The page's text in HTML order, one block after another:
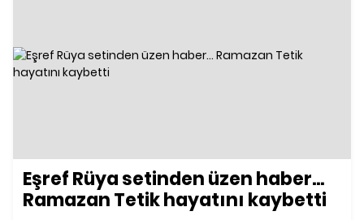
Eşref Rüya setinden üzen haber...
Ramazan Tetik hayatını kaybetti